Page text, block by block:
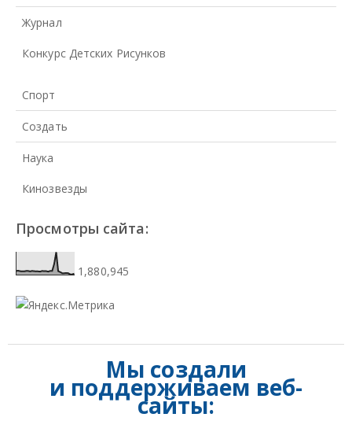
Журнал
Конкурс Детских Рисунков
Спорт
Создать
Наука
Кинозвезды
Просмотры сайта:
1,880,945
Мы создали
и поддерживаем веб-
сайты: